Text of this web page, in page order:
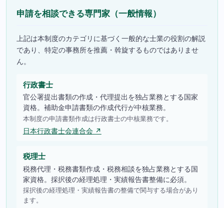
申請を相談できる専門家（一般情報）
上記は本制度のカテゴリに基づく一般的な士業の役割の解説
であり、特定の事務所を推薦・斡旋するものではありませ
ん。
行政書士
官公署提出書類の作成・代理提出を独占業務とする国家
資格。補助金申請書類の作成代行が中核業務。
本制度の申請書類作成は行政書士の中核業務です。
日本行政書士会連合会 ↗
税理士
税務代理・税務書類作成・税務相談を独占業務とする国
家資格。採択後の経理処理・実績報告書整備に必須。
採択後の経理処理・実績報告書の整備で関与する場合があり
ます。